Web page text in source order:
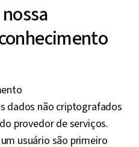
dados não criptografados
provedor de serviços.
usuário são primeiro